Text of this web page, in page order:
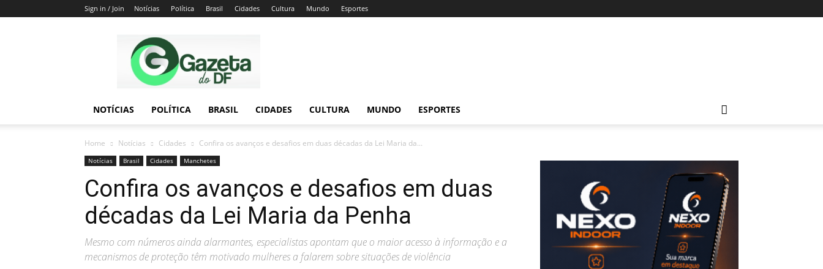
Sign in / Join Notícias Política Brasil Cidades Cultura Mundo Esportes
do
DF
NOTÍCIAS POLÍTICA BRASIL CIDADES CULTURA MUNDO ESPORTES
Home Notícias Cidades Confira os avanços e desafios em duas décadas da Lei Maria da...
Notícias Brasil Cidades Manchetes
Confira os avanços e desafios em duas
décadas da Lei Maria da Penha
Mesmo com números ainda alarmantes, especialistas apontam que o maior acesso à informação e a
mecanismos de proteção têm motivado mulheres a falarem sobre situações de violência